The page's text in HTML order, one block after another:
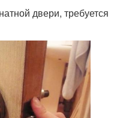
двери, требуется